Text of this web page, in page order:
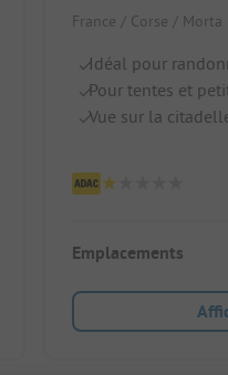
France / Corse / Morta
Idéal pour
Pour tentes et
Vue sur la
Emplacements